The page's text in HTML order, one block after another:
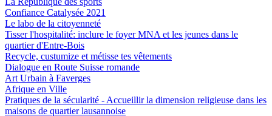
Confiance Catalysée 2021
Le labo de la citoyenneté
Tisser l'hospitalité: inclure le foyer MNA et les jeunes dans le
quartier d'Entre-Bois
Recycle, custumize et métisse tes vêtements
Dialogue en Route Suisse romande
Art Urbain à Faverges
Afrique en Ville
Pratiques de la sécularité - Accueillir la dimension religieuse dans les
maisons de quartier lausannoise